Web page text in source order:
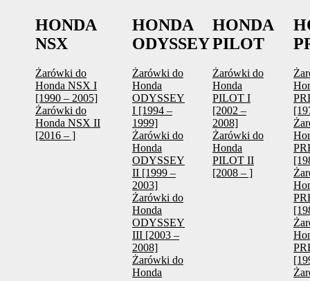
HONDA
NSX
Żarówki do
Honda NSX I
[1990 – 2005]
Żarówki do
Honda NSX II
[2016 – ]
HONDA
ODYSSEY
Żarówki do
Honda
ODYSSEY
I [1994 –
1999]
Żarówki do
Honda
ODYSSEY
II [1999 –
2003]
Żarówki do
Honda
ODYSSEY
III [2003 –
2008]
Żarówki do
Honda
HONDA
PILOT
Żarówki do
Honda
PILOT I
[2002 –
2008]
Żarówki do
Honda
PILOT II
[2008 – ]